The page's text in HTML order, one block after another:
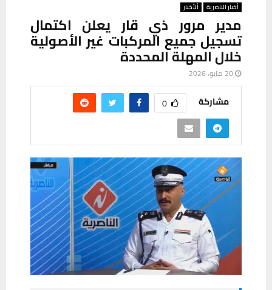
أخبار الناصرية ألأخبار
مدير مرور ذي قار يعلن اكتمال
تسجيل جميع المركبات غير الأصولية
خلال المهلة المحددة
20 مايو، 2026
مشاركة 0